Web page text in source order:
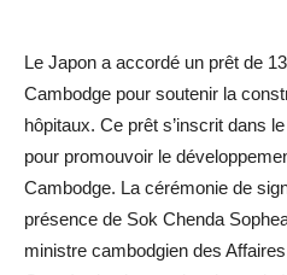
Le Japon a accordé un prêt de
Cambodge pour soutenir la
hôpitaux. Ce prêt s’inscrit dans
pour promouvoir le
Cambodge. La cérémonie de
présence de Sok Chenda
ministre cambodgien des